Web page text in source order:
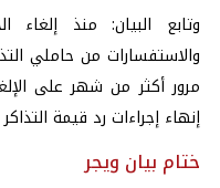
وتابع البيان: منذ إلغاء
والاستفسارات من حاملي
مرور أكثر من شهر على
إنهاء إجراءات رد قيمة
ختام بيان ويجر